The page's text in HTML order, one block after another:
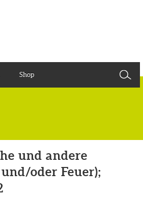
Shop
und andere
oder Feuer);